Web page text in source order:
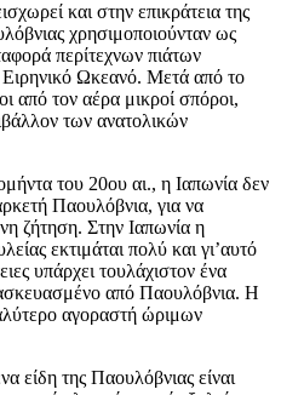
και στην επικράτεια της
χρησιμοποιούνταν ως
περίτεχνων πιάτων
Ωκεανό. Μετά από το
από τον αέρα μικροί σπόροι,
των ανατολικών
του 20ου αι., η Ιαπωνία δεν
Παουλόβνια, για να
ζήτηση. Στην Ιαπωνία η
εκτιμάται πολύ και γι’αυτό
υπάρχει τουλάχιστον ένα
από Παουλόβνια. Η
αγοραστή ώριμων
είδη της Παουλόβνιας είναι